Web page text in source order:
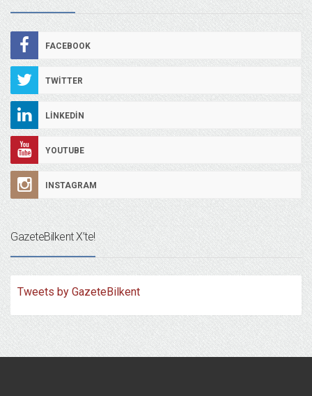
FACEBOOK
TWITTER
LINKEDIN
YOUTUBE
INSTAGRAM
GazeteBilkent X’te!
Tweets by GazeteBilkent